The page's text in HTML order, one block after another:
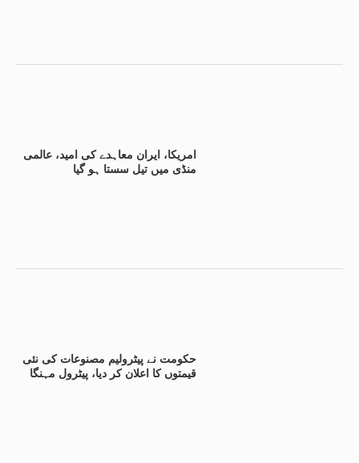
امریکا، ایران معاہدے کی امید، عالمی
منڈی میں تیل سستا ہو گیا
حکومت نے پیٹرولیم مصنوعات کی نئی
قیمتوں کا اعلان کر دیا، پیٹرول مہنگا